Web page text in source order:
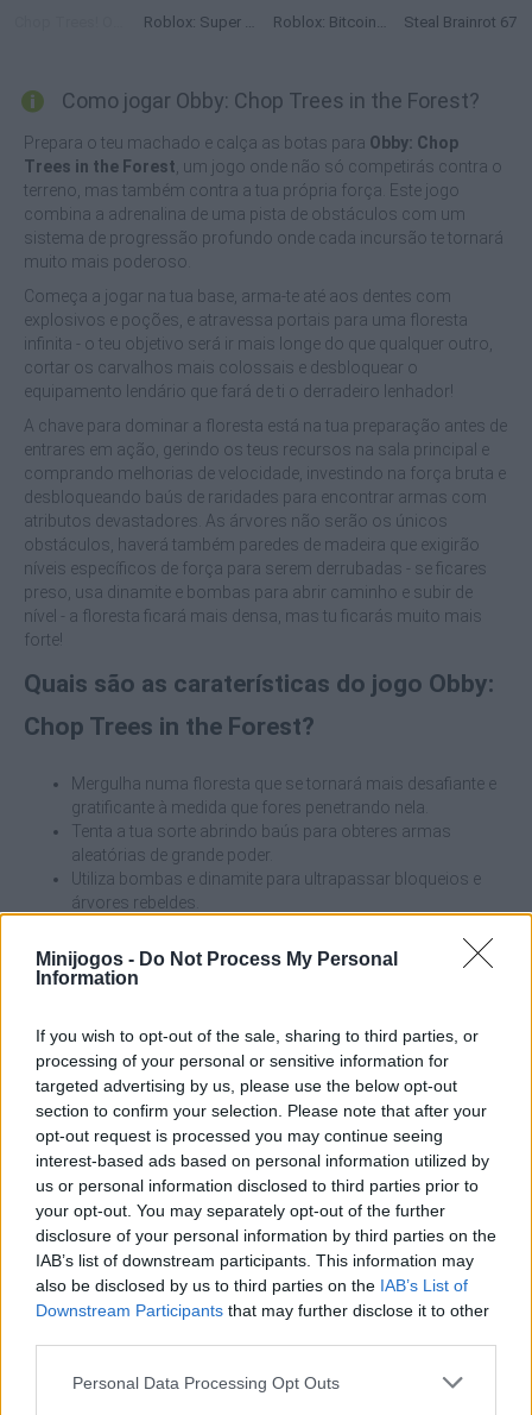
Minijogos - Do Not Process My Personal
Information
If you wish to opt-out of the sale, sharing to third parties, or
processing of your personal or sensitive information for
targeted advertising by us, please use the below opt-out
section to confirm your selection. Please note that after your
opt-out request is processed you may continue seeing
interest-based ads based on personal information utilized by
us or personal information disclosed to third parties prior to
your opt-out. You may separately opt-out of the further
disclosure of your personal information by third parties on the
IAB’s list of downstream participants. This information may
also be disclosed by us to third parties on the IAB’s List of
Downstream Participants that may further disclose it to other
Personal Data Processing Opt Outs
Roblox: Super Fishing Roblox: Bitcoin Miner! Steal Brainrot 67
Como jogar Obby: Chop Trees in the Forest?
Prepara o teu machado e calça as botas para Obby: Chop
Trees in the Forest , um jogo onde não só competirás contra o
terreno, mas também contra a tua própria força. Este jogo
combina a adrenalina de uma pista de obstáculos com um
sistema de progressão profundo onde cada incursão te tornará
muito mais poderoso.
Começa a jogar na tua base, arma-te até aos dentes com
explosivos e poções, e atravessa portais para uma floresta
infinita - o teu objetivo será ir mais longe do que qualquer outro,
cortar os carvalhos mais colossais e desbloquear o
equipamento lendário que fará de ti o derradeiro lenhador!
A chave para dominar a floresta está na tua preparação antes de
entrares em ação, gerindo os teus recursos na sala principal e
comprando melhorias de velocidade, investindo na força bruta e
desbloqueando baús de raridades para encontrar armas com
atributos devastadores. As árvores não serão os únicos
obstáculos, haverá também paredes de madeira que exigirão
níveis específicos de força para serem derrubadas - se ficares
preso, usa dinamite e bombas para abrir caminho e subir de
nível - a floresta ficará mais densa, mas tu ficarás muito mais
forte!
Quais são as caraterísticas do jogo Obby:
Chop Trees in the Forest?
Mergulha numa floresta que se tornará mais desafiante e
gratificante à medida que fores penetrando nela.
Tenta a tua sorte abrindo baús para obteres armas
aleatórias de grande poder.
Utiliza bombas e dinamite para ultrapassar bloqueios e
árvores rebeldes.
velocidade e força.
Ganha experiência com cada golpe e desbloqueia novas
ou em velocidade, se quiseres completar o percurso em
tempo recorde.
Não gastes a tua dinamite em pequenos arbustos -
guarda-a para aquelas árvores gigantes que bloqueiam o
teu progresso e te impedem de ganhar experiência!
Uma boa arma do baú das raridades pode valer mais de
dez níveis de força - procura sempre o equipamento de
melhor qualidade!
Não ignores a velocidade! Chegar rapidamente às profundezas
da floresta vai permitir-te recolher EXP de maior qualidade em
menos tempo - equilibra a tua força com um pouco de agilidade